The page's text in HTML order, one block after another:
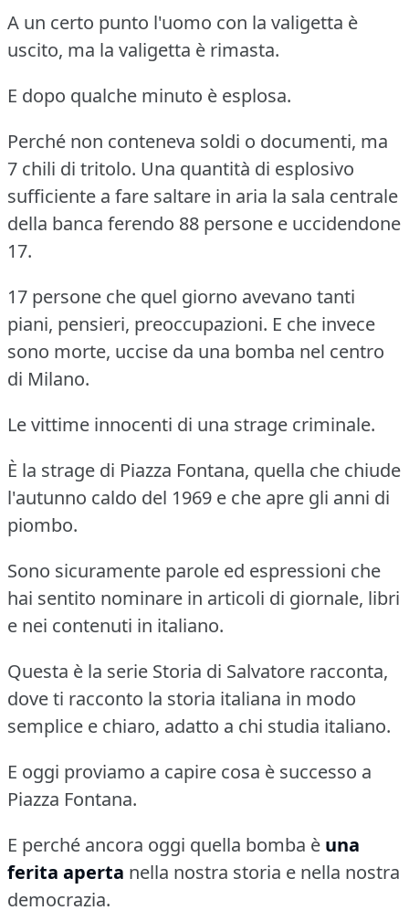
A un certo punto l'uomo con la valigetta è
uscito, ma la valigetta è rimasta.
E dopo qualche minuto è esplosa.
Perché non conteneva soldi o documenti, ma
7 chili di tritolo. Una quantità di esplosivo
sufficiente a fare saltare in aria la sala centrale
della banca ferendo 88 persone e uccidendone
17.
17 persone che quel giorno avevano tanti
piani, pensieri, preoccupazioni. E che invece
sono morte, uccise da una bomba nel centro
di Milano.
Le vittime innocenti di una strage criminale.
È la strage di Piazza Fontana, quella che chiude
l'autunno caldo del 1969 e che apre gli anni di
piombo.
Sono sicuramente parole ed espressioni che
hai sentito nominare in articoli di giornale, libri
e nei contenuti in italiano.
Questa è la serie Storia di Salvatore racconta,
dove ti racconto la storia italiana in modo
semplice e chiaro, adatto a chi studia italiano.
E oggi proviamo a capire cosa è successo a
Piazza Fontana.
E perché ancora oggi quella bomba è una
ferita aperta nella nostra storia e nella nostra
democrazia.